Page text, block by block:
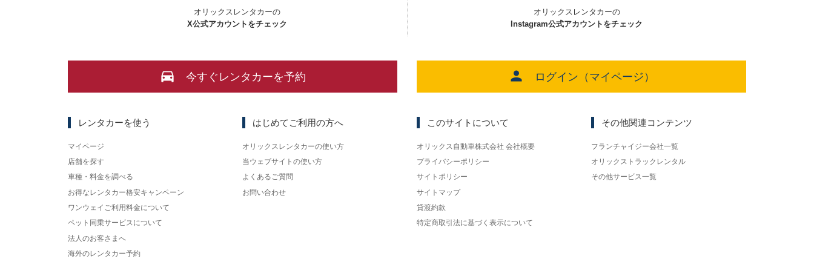
オリックスレンタカーの
X公式アカウントをチェック
オリックスレンタカーの
Instagram公式アカウントをチェック
今すぐレンタカーを予約 ログイン（マイページ）
レンタカーを使う
マイページ
店舗を探す
車種・料金を調べる
お得なレンタカー格安キャンペーン
ワンウェイご利用料金について
ペット同乗サービスについて
法人のお客さまへ
海外のレンタカー予約
はじめてご利用の方へ
オリックスレンタカーの使い方
当ウェブサイトの使い方
よくあるご質問
お問い合わせ
このサイトについて
オリックス自動車株式会社 会社概要
プライバシーポリシー
サイトポリシー
サイトマップ
貸渡約款
特定商取引法に基づく表示について
その他関連コンテンツ
フランチャイジー会社一覧
オリックストラックレンタル
その他サービス一覧